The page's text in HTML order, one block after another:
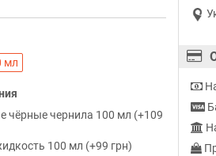
мл
чёрные чернила 100 мл (+109
100 мл (+99 грн)